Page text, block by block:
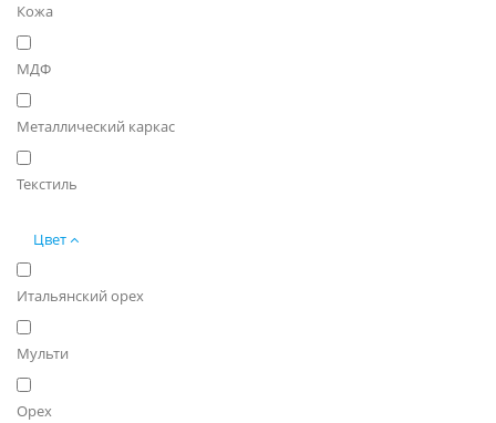
Кожа
МДФ
Металлический каркас
Текстиль
Цвет
Итальянский орех
Мульти
Орех